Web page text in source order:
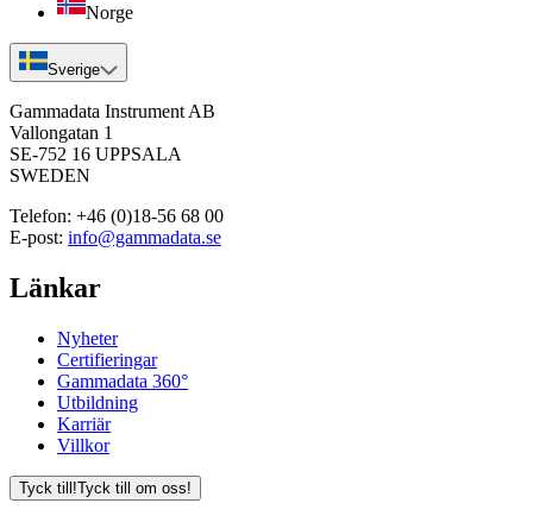
Norge
Sverige
Gammadata Instrument AB
Vallongatan 1
SE-752 16 UPPSALA
SWEDEN
Telefon: +46 (0)18-56 68 00
E-post: info@gammadata.se
Länkar
Nyheter
Certifieringar
Gammadata 360°
Utbildning
Karriär
Villkor
Tyck till!Tyck till om oss!